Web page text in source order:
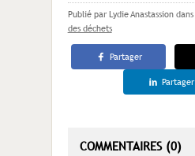
Publié par Lydie Anastassion dans
des déchets
Partager
Partager
COMMENTAIRES (0)